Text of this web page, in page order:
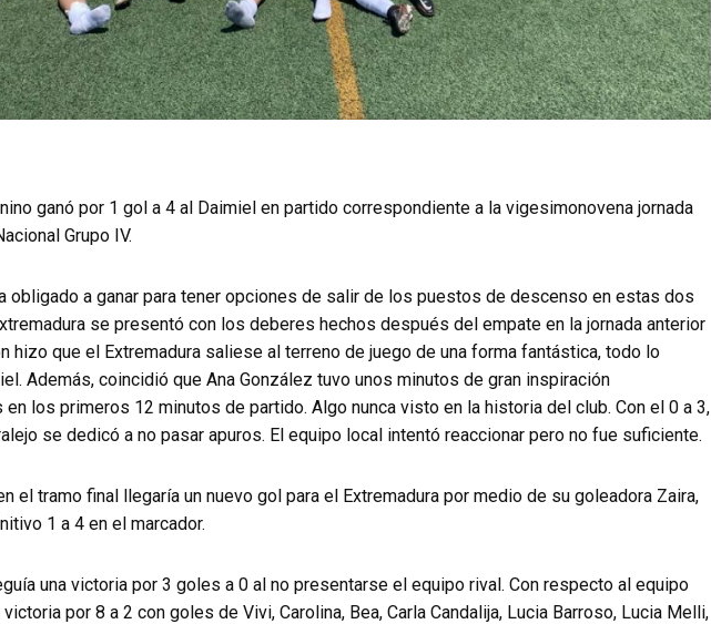
ganó por 1 gol a 4 al Daimiel en partido correspondiente a la vigesimonovena jornada
Grupo IV.
obligado a ganar para tener opciones de salir de los puestos de descenso en estas dos
se presentó con los deberes hechos después del empate en la jornada anterior
hizo que el Extremadura saliese al terreno de juego de una forma fantástica, todo lo
Además, coincidió que Ana González tuvo unos minutos de gran inspiración
los primeros 12 minutos de partido. Algo nunca visto en la historia del club. Con el 0 a 3,
se dedicó a no pasar apuros. El equipo local intentó reaccionar pero no fue suficiente.
el tramo final llegaría un nuevo gol para el Extremadura por medio de su goleadora Zaira,
1 a 4 en el marcador.
una victoria por 3 goles a 0 al no presentarse el equipo rival. Con respecto al equipo
por 8 a 2 con goles de Vivi, Carolina, Bea, Carla Candalija, Lucia Barroso, Lucia Melli,